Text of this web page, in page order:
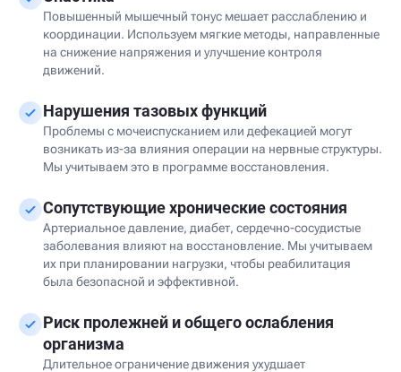
Повышенный мышечный тонус мешает расслаблению и
координации. Используем мягкие методы, направленные
на снижение напряжения и улучшение контроля
движений.
Нарушения тазовых функций
Проблемы с мочеиспусканием или дефекацией могут
возникать из-за влияния операции на нервные структуры.
Мы учитываем это в программе восстановления.
Сопутствующие хронические состояния
Артериальное давление, диабет, сердечно-сосудистые
заболевания влияют на восстановление. Мы учитываем
их при планировании нагрузки, чтобы реабилитация
была безопасной и эффективной.
Риск пролежней и общего ослабления
организма
Длительное ограничение движения ухудшает